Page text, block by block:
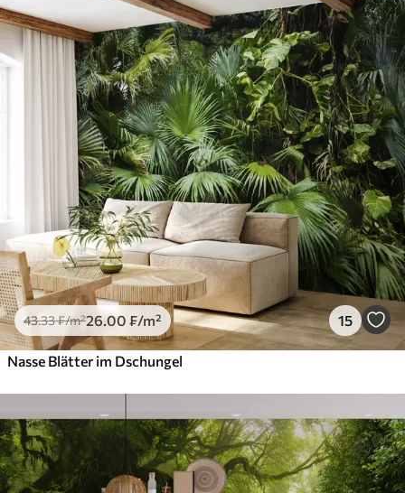
43.33₣/m²26.00 ₣/m² 15
Nasse Blätter im Dschungel